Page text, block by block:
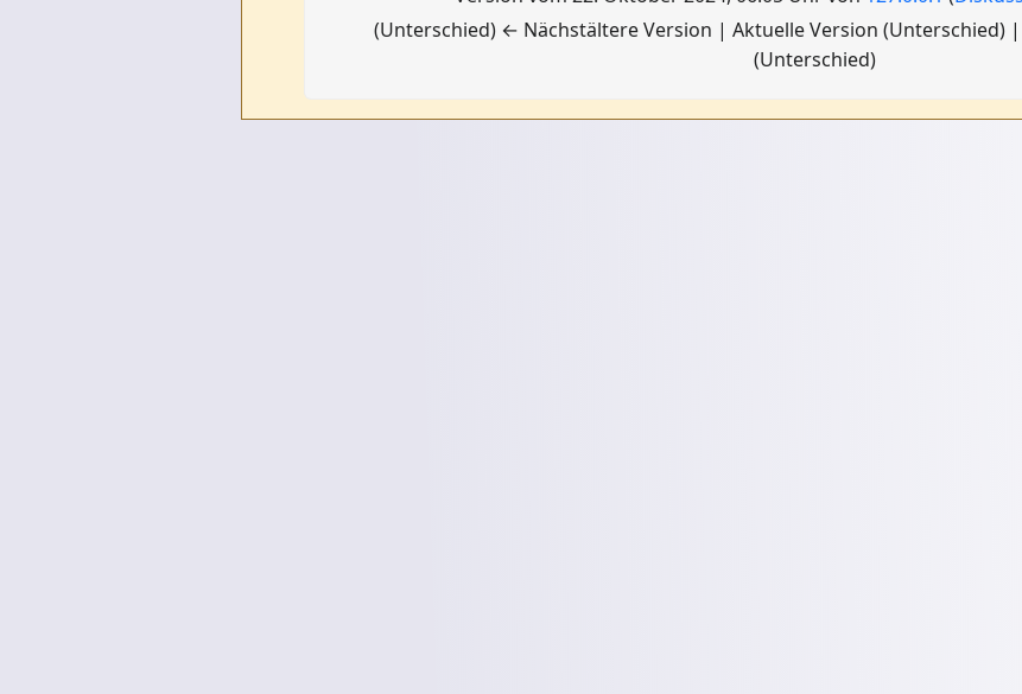
(Unterschied) ← Nächstältere Version | Aktuelle Version (Unterschied)
(Unterschied)